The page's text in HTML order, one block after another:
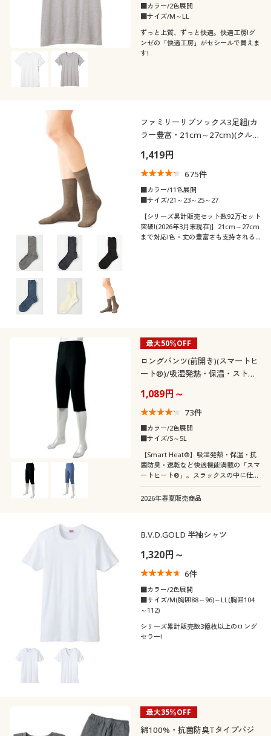
■カラー/2色展開
■サイズ/M～LL
ずっと上質、ずっと快適。快適工房!グ
ンゼの「快適工房」がセシールで買えま
す!
ファミリーリブソックス3足組(カ
ラー豊富・21cm～27cm)(クルー
1,419円
675件
■カラー/11色展開
■サイズ/21～23～25～27
【シリーズ累計販売セット数92万セット
突破!(2026年3月末現在)】21cm～27cm
まで対応!色・丈の豊富さも支持される
最大50％OFF
ロングパンツ(前開き)(スマートヒ
ート®)/吸湿発熱・保温・ストレ
1,089円～
73件
■カラー/2色展開
■サイズ/S～5L
【Smart Heat®】吸湿発熱・保温・抗
菌防臭・速乾など快適機能満載の「スマ
ートヒート®」。スラックスの中に仕込
2026年春夏販売商品
B.V.D.GOLD 半袖シャツ
1,320円～
6件
■カラー/2色展開
■サイズ/M(胸囲88～96)～LL(胸囲104
～112)
シリーズ累計販売数3億枚以上のロング
セラー!
最大35％OFF
綿100%・抗菌防臭Tタイプパジ